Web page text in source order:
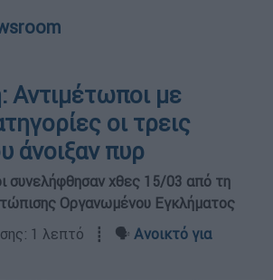
με
οι τρεις
άνοιξαν πυρ
συνελήφθησαν χθες 15/03 από τη
Οργανωμένου Εγκλήματος
1 λεπτό ┋ 🗣️ Ανοικτό για